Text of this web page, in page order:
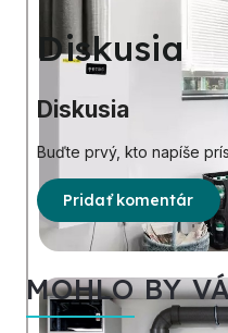
Diskusia
Diskusia
Buďte prvý, kto napíše
Pridať komentár
MOHLO BY